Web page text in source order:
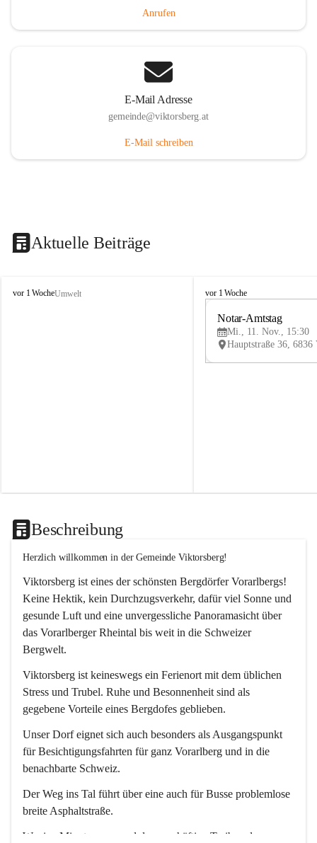
Anrufen
E-Mail Adresse
gemeinde@viktorsberg.at
E-Mail schreiben
Aktuelle Beiträge
V
vor 1 WocheUmwelt
V
vor 1 Woche
Notar-Amtstag
Mi., 11. Nov., 15:30
Beschreibung
Herzlich willkommen in der Gemeinde Viktorsberg!
Viktorsberg ist eines der schönsten Bergdörfer Vorarlbergs!
Keine Hektik, kein Durchzugsverkehr, dafür viel Sonne und
gesunde Luft und eine unvergessliche Panoramasicht über
das Vorarlberger Rheintal bis weit in die Schweizer
Bergwelt.
Viktorsberg ist keineswegs ein Ferienort mit dem üblichen
Stress und Trubel. Ruhe und Besonnenheit sind als
gegebene Vorteile eines Bergdofes geblieben.
Unser Dorf eignet sich auch besonders als Ausgangspunkt
für Besichtigungsfahrten für ganz Vorarlberg und in die
benachbarte Schweiz.
Der Weg ins Tal führt über eine auch für Busse problemlose
breite Asphaltstraße.
Wenige Minuten nur, und das geschäftige Treiben der